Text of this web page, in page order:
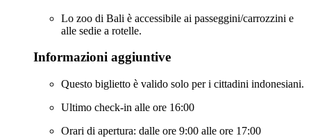
Lo zoo di Bali è accessibile ai passeggini/carrozzini e
alle sedie a rotelle.
Informazioni aggiuntive
Questo biglietto è valido solo per i cittadini indonesiani.
Ultimo check-in alle ore 16:00
Orari di apertura: dalle ore 9:00 alle ore 17:00